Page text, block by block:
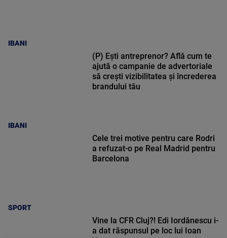
IBANI
IBANI
(P) Ești antreprenor? Află cum te
ajută o campanie de advertoriale
să crești vizibilitatea și încrederea
brandului tău
SPORT
Cele trei motive pentru care Rodri
a refuzat-o pe Real Madrid pentru
Barcelona
Vine la CFR Cluj?! Edi Iordănescu i-
a dat răspunsul pe loc lui Ioan